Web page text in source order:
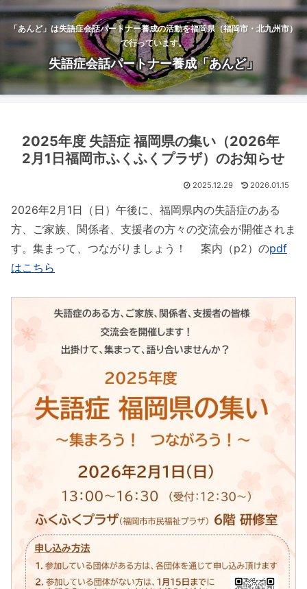
「あんど」は失語症会話パートナー養成の活動を福岡県（福岡市・北九州市）
で行っています。
失語症会話パートナー養成「あんど」
2025年度 失語症 福岡県の集い（2026年
2月1日福岡市ふくふくプラザ）のお知らせ
2025.12.29 2026.01.15
2026年2月1日（日）午後に、福岡県内の失語症のある
方、ご家族、関係者、支援者の方々の交流会が開催されま
す。集まって、つながりましょう！ 案内（p2）のpdf
はこちら